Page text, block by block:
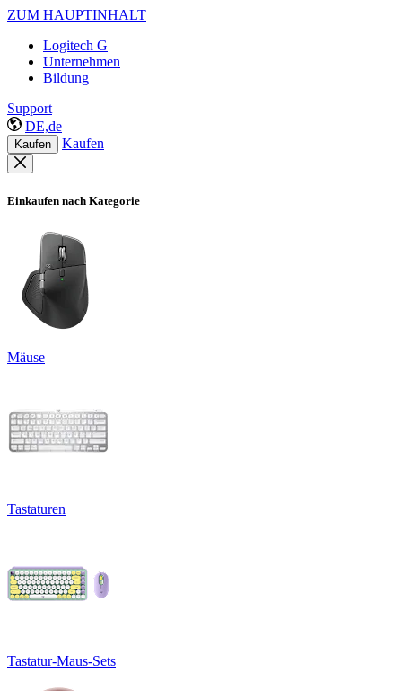
ZUM HAUPTINHALT
Logitech G
Unternehmen
Bildung
Support
DE,de
Kaufen Kaufen
Einkaufen nach Kategorie
Mäuse
Tastaturen
Tastatur-Maus-Sets